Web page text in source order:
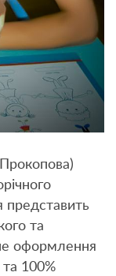
та
оформлення
100%